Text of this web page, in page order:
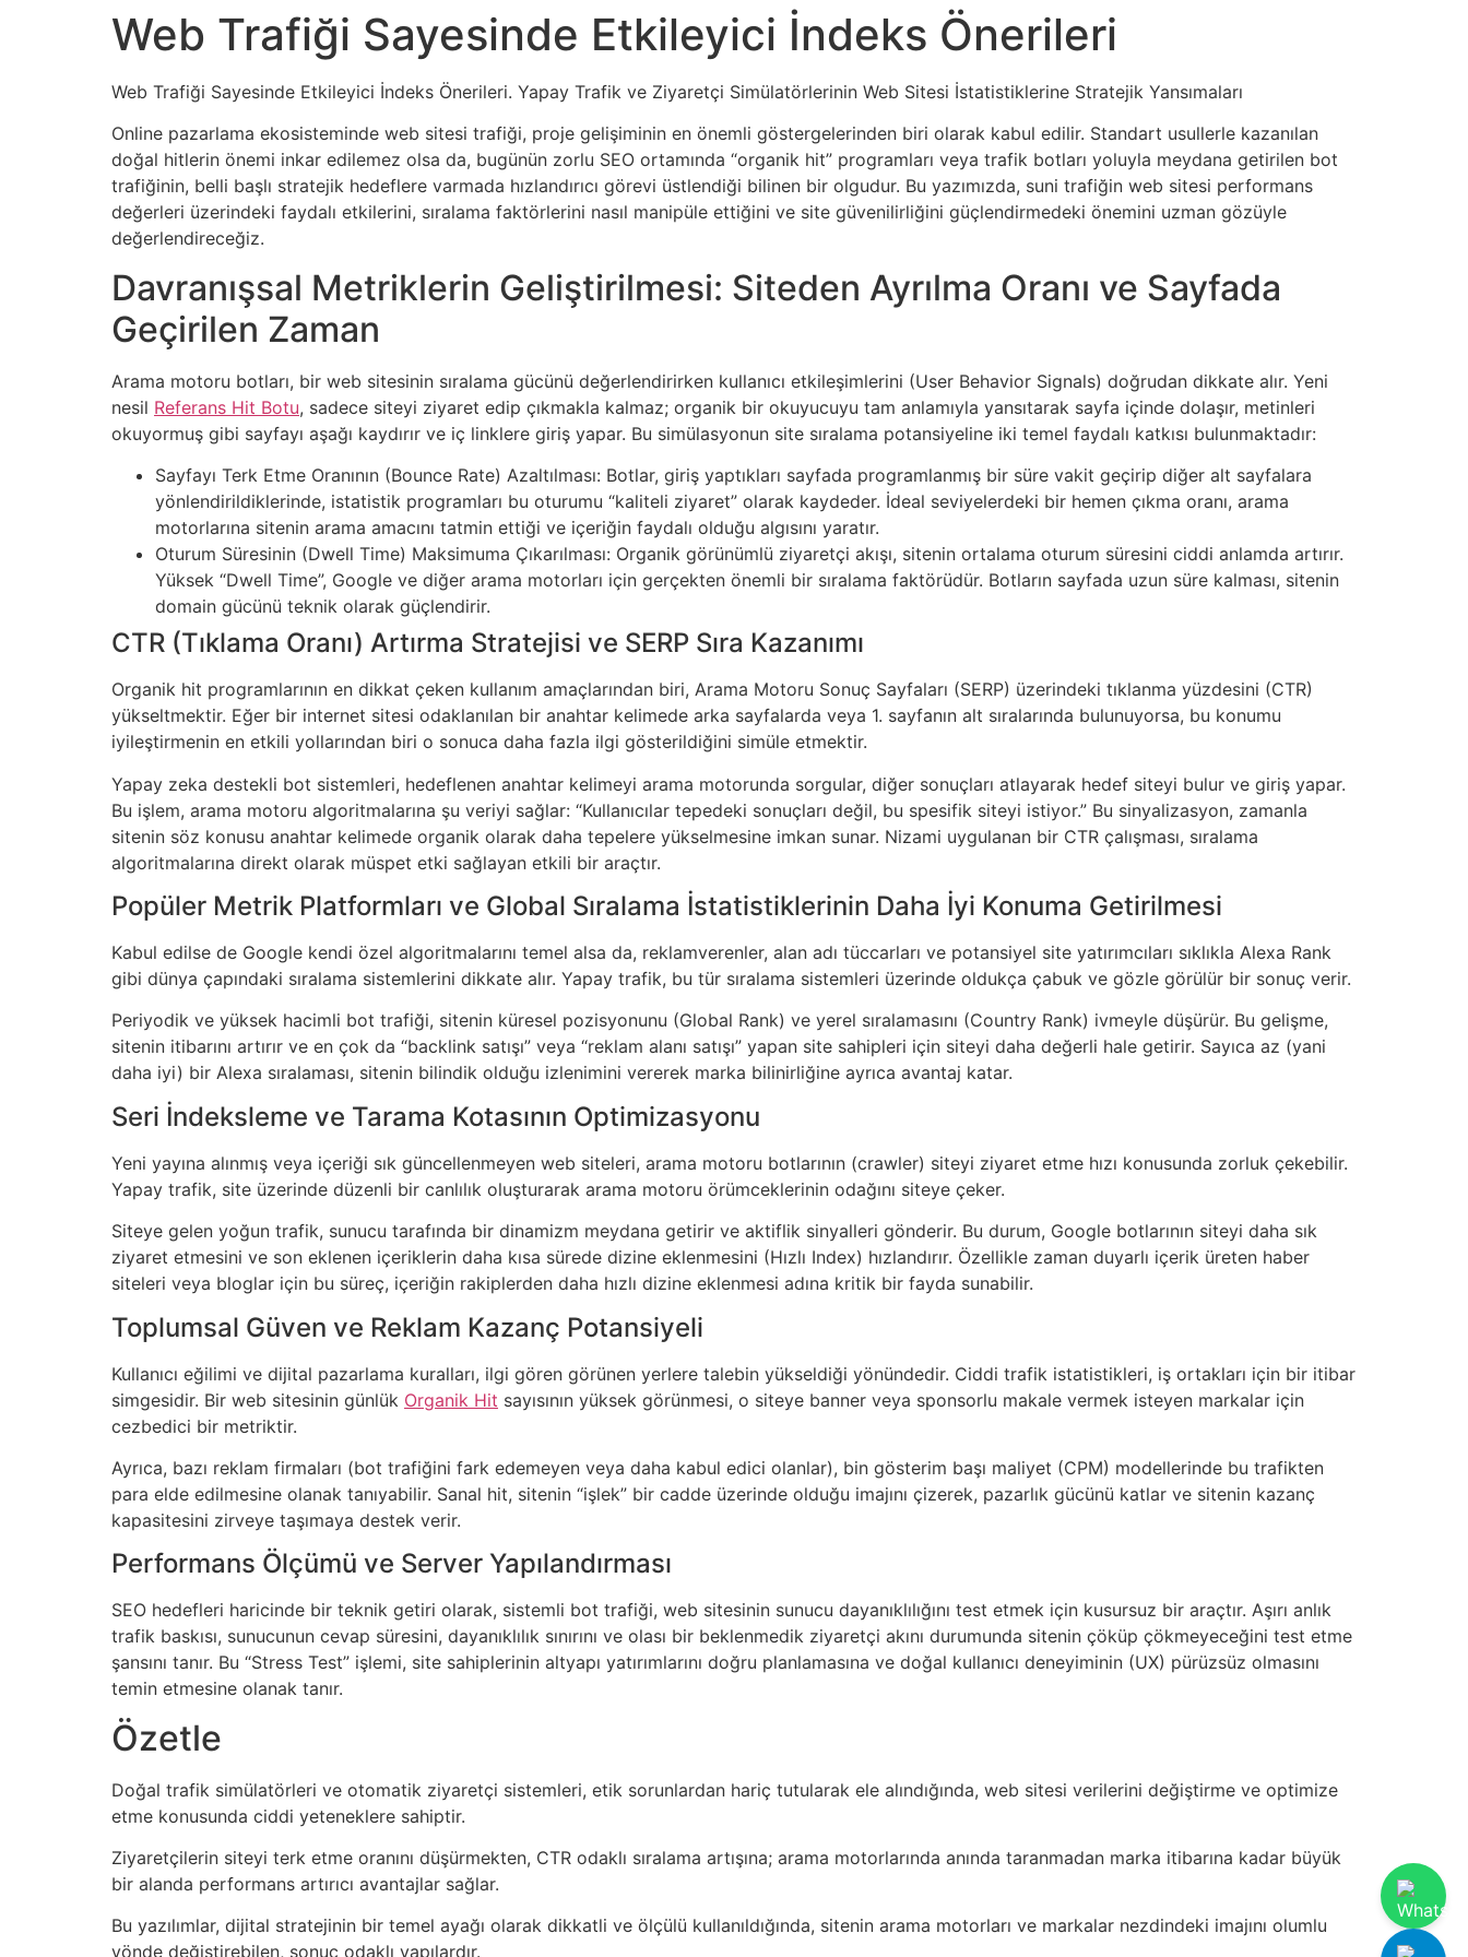
Web Trafiği Sayesinde Etkileyici İndeks Önerileri
Web Trafiği Sayesinde Etkileyici İndeks Önerileri. Yapay Trafik ve Ziyaretçi Simülatörlerinin Web Sitesi İstatistiklerine Stratejik Yansımaları
Online pazarlama ekosisteminde web sitesi trafiği, proje gelişiminin en önemli göstergelerinden biri olarak kabul edilir. Standart usullerle kazanılan
doğal hitlerin önemi inkar edilemez olsa da, bugünün zorlu SEO ortamında “organik hit” programları veya trafik botları yoluyla meydana getirilen bot
trafiğinin, belli başlı stratejik hedeflere varmada hızlandırıcı görevi üstlendiği bilinen bir olgudur. Bu yazımızda, suni trafiğin web sitesi performans
değerleri üzerindeki faydalı etkilerini, sıralama faktörlerini nasıl manipüle ettiğini ve site güvenilirliğini güçlendirmedeki önemini uzman gözüyle
değerlendireceğiz.
Davranışsal Metriklerin Geliştirilmesi: Siteden Ayrılma Oranı ve Sayfada
Geçirilen Zaman
Arama motoru botları, bir web sitesinin sıralama gücünü değerlendirirken kullanıcı etkileşimlerini (User Behavior Signals) doğrudan dikkate alır. Yeni
nesil Referans Hit Botu, sadece siteyi ziyaret edip çıkmakla kalmaz; organik bir okuyucuyu tam anlamıyla yansıtarak sayfa içinde dolaşır, metinleri
okuyormuş gibi sayfayı aşağı kaydırır ve iç linklere giriş yapar. Bu simülasyonun site sıralama potansiyeline iki temel faydalı katkısı bulunmaktadır:
Sayfayı Terk Etme Oranının (Bounce Rate) Azaltılması: Botlar, giriş yaptıkları sayfada programlanmış bir süre vakit geçirip diğer alt sayfalara
yönlendirildiklerinde, istatistik programları bu oturumu “kaliteli ziyaret” olarak kaydeder. İdeal seviyelerdeki bir hemen çıkma oranı, arama
motorlarına sitenin arama amacını tatmin ettiği ve içeriğin faydalı olduğu algısını yaratır.
Oturum Süresinin (Dwell Time) Maksimuma Çıkarılması: Organik görünümlü ziyaretçi akışı, sitenin ortalama oturum süresini ciddi anlamda artırır.
Yüksek “Dwell Time”, Google ve diğer arama motorları için gerçekten önemli bir sıralama faktörüdür. Botların sayfada uzun süre kalması, sitenin
domain gücünü teknik olarak güçlendirir.
CTR (Tıklama Oranı) Artırma Stratejisi ve SERP Sıra Kazanımı
Organik hit programlarının en dikkat çeken kullanım amaçlarından biri, Arama Motoru Sonuç Sayfaları (SERP) üzerindeki tıklanma yüzdesini (CTR)
yükseltmektir. Eğer bir internet sitesi odaklanılan bir anahtar kelimede arka sayfalarda veya 1. sayfanın alt sıralarında bulunuyorsa, bu konumu
iyileştirmenin en etkili yollarından biri o sonuca daha fazla ilgi gösterildiğini simüle etmektir.
Yapay zeka destekli bot sistemleri, hedeflenen anahtar kelimeyi arama motorunda sorgular, diğer sonuçları atlayarak hedef siteyi bulur ve giriş yapar.
Bu işlem, arama motoru algoritmalarına şu veriyi sağlar: “Kullanıcılar tepedeki sonuçları değil, bu spesifik siteyi istiyor.” Bu sinyalizasyon, zamanla
sitenin söz konusu anahtar kelimede organik olarak daha tepelere yükselmesine imkan sunar. Nizami uygulanan bir CTR çalışması, sıralama
algoritmalarına direkt olarak müspet etki sağlayan etkili bir araçtır.
Popüler Metrik Platformları ve Global Sıralama İstatistiklerinin Daha İyi Konuma Getirilmesi
Kabul edilse de Google kendi özel algoritmalarını temel alsa da, reklamverenler, alan adı tüccarları ve potansiyel site yatırımcıları sıklıkla Alexa Rank
gibi dünya çapındaki sıralama sistemlerini dikkate alır. Yapay trafik, bu tür sıralama sistemleri üzerinde oldukça çabuk ve gözle görülür bir sonuç verir.
Periyodik ve yüksek hacimli bot trafiği, sitenin küresel pozisyonunu (Global Rank) ve yerel sıralamasını (Country Rank) ivmeyle düşürür. Bu gelişme,
sitenin itibarını artırır ve en çok da “backlink satışı” veya “reklam alanı satışı” yapan site sahipleri için siteyi daha değerli hale getirir. Sayıca az (yani
daha iyi) bir Alexa sıralaması, sitenin bilindik olduğu izlenimini vererek marka bilinirliğine ayrıca avantaj katar.
Seri İndeksleme ve Tarama Kotasının Optimizasyonu
Yeni yayına alınmış veya içeriği sık güncellenmeyen web siteleri, arama motoru botlarının (crawler) siteyi ziyaret etme hızı konusunda zorluk çekebilir.
Yapay trafik, site üzerinde düzenli bir canlılık oluşturarak arama motoru örümceklerinin odağını siteye çeker.
Siteye gelen yoğun trafik, sunucu tarafında bir dinamizm meydana getirir ve aktiflik sinyalleri gönderir. Bu durum, Google botlarının siteyi daha sık
ziyaret etmesini ve son eklenen içeriklerin daha kısa sürede dizine eklenmesini (Hızlı Index) hızlandırır. Özellikle zaman duyarlı içerik üreten haber
siteleri veya bloglar için bu süreç, içeriğin rakiplerden daha hızlı dizine eklenmesi adına kritik bir fayda sunabilir.
Toplumsal Güven ve Reklam Kazanç Potansiyeli
Kullanıcı eğilimi ve dijital pazarlama kuralları, ilgi gören görünen yerlere talebin yükseldiği yönündedir. Ciddi trafik istatistikleri, iş ortakları için bir itibar
simgesidir. Bir web sitesinin günlük Organik Hit sayısının yüksek görünmesi, o siteye banner veya sponsorlu makale vermek isteyen markalar için
cezbedici bir metriktir.
Ayrıca, bazı reklam firmaları (bot trafiğini fark edemeyen veya daha kabul edici olanlar), bin gösterim başı maliyet (CPM) modellerinde bu trafikten
para elde edilmesine olanak tanıyabilir. Sanal hit, sitenin “işlek” bir cadde üzerinde olduğu imajını çizerek, pazarlık gücünü katlar ve sitenin kazanç
kapasitesini zirveye taşımaya destek verir.
Performans Ölçümü ve Server Yapılandırması
SEO hedefleri haricinde bir teknik getiri olarak, sistemli bot trafiği, web sitesinin sunucu dayanıklılığını test etmek için kusursuz bir araçtır. Aşırı anlık
trafik baskısı, sunucunun cevap süresini, dayanıklılık sınırını ve olası bir beklenmedik ziyaretçi akını durumunda sitenin çöküp çökmeyeceğini test etme
şansını tanır. Bu “Stress Test” işlemi, site sahiplerinin altyapı yatırımlarını doğru planlamasına ve doğal kullanıcı deneyiminin (UX) pürüzsüz olmasını
temin etmesine olanak tanır.
Özetle
Doğal trafik simülatörleri ve otomatik ziyaretçi sistemleri, etik sorunlardan hariç tutularak ele alındığında, web sitesi verilerini değiştirme ve optimize
etme konusunda ciddi yeteneklere sahiptir.
Ziyaretçilerin siteyi terk etme oranını düşürmekten, CTR odaklı sıralama artışına; arama motorlarında anında taranmadan marka itibarına kadar büyük
bir alanda performans artırıcı avantajlar sağlar.
Bu yazılımlar, dijital stratejinin bir temel ayağı olarak dikkatli ve ölçülü kullanıldığında, sitenin arama motorları ve markalar nezdindeki imajını olumlu
yönde değiştirebilen, sonuç odaklı yapılardır.